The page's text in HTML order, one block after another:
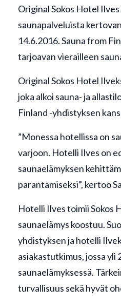
Original Sokos Hotel
saunapalveluista
14.6.2016. Sauna from
tarjoavan vierailleen
Original Sokos Hotel
joka alkoi sauna- ja
Finland -yhdistyksen
”Monessa hotellissa on
varjoon. Hotelli Ilves on
saunaelämyksen
parantamiseksi”, kertoo
Hotelli Ilves toimii Sokos
saunaelämys koostuu.
yhdistyksen ja hotelli
asiakastutkimus, jossa
saunaelämyksessä.
turvallisuus sekä hyvät